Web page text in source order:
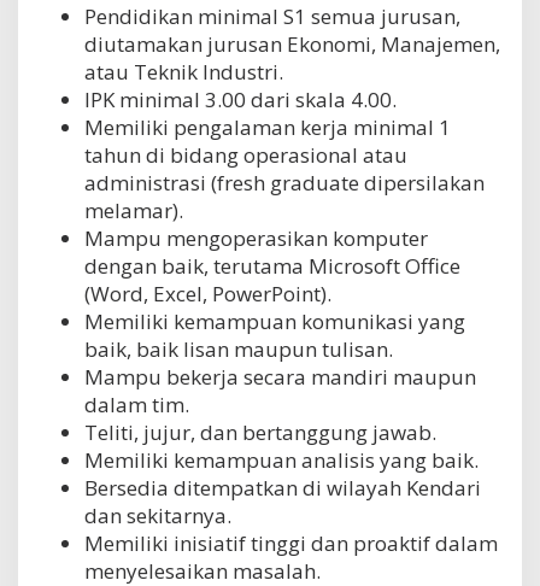
Pendidikan minimal S1 semua jurusan,
diutamakan jurusan Ekonomi, Manajemen,
atau Teknik Industri.
IPK minimal 3.00 dari skala 4.00.
Memiliki pengalaman kerja minimal 1
tahun di bidang operasional atau
administrasi (fresh graduate dipersilakan
melamar).
Mampu mengoperasikan komputer
dengan baik, terutama Microsoft Office
(Word, Excel, PowerPoint).
Memiliki kemampuan komunikasi yang
baik, baik lisan maupun tulisan.
Mampu bekerja secara mandiri maupun
dalam tim.
Teliti, jujur, dan bertanggung jawab.
Memiliki kemampuan analisis yang baik.
Bersedia ditempatkan di wilayah Kendari
dan sekitarnya.
Memiliki inisiatif tinggi dan proaktif dalam
menyelesaikan masalah.